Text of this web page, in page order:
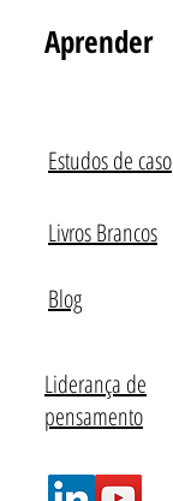
Aprender
Estudos de caso
Livros Brancos
Blog
Liderança de
pensamento